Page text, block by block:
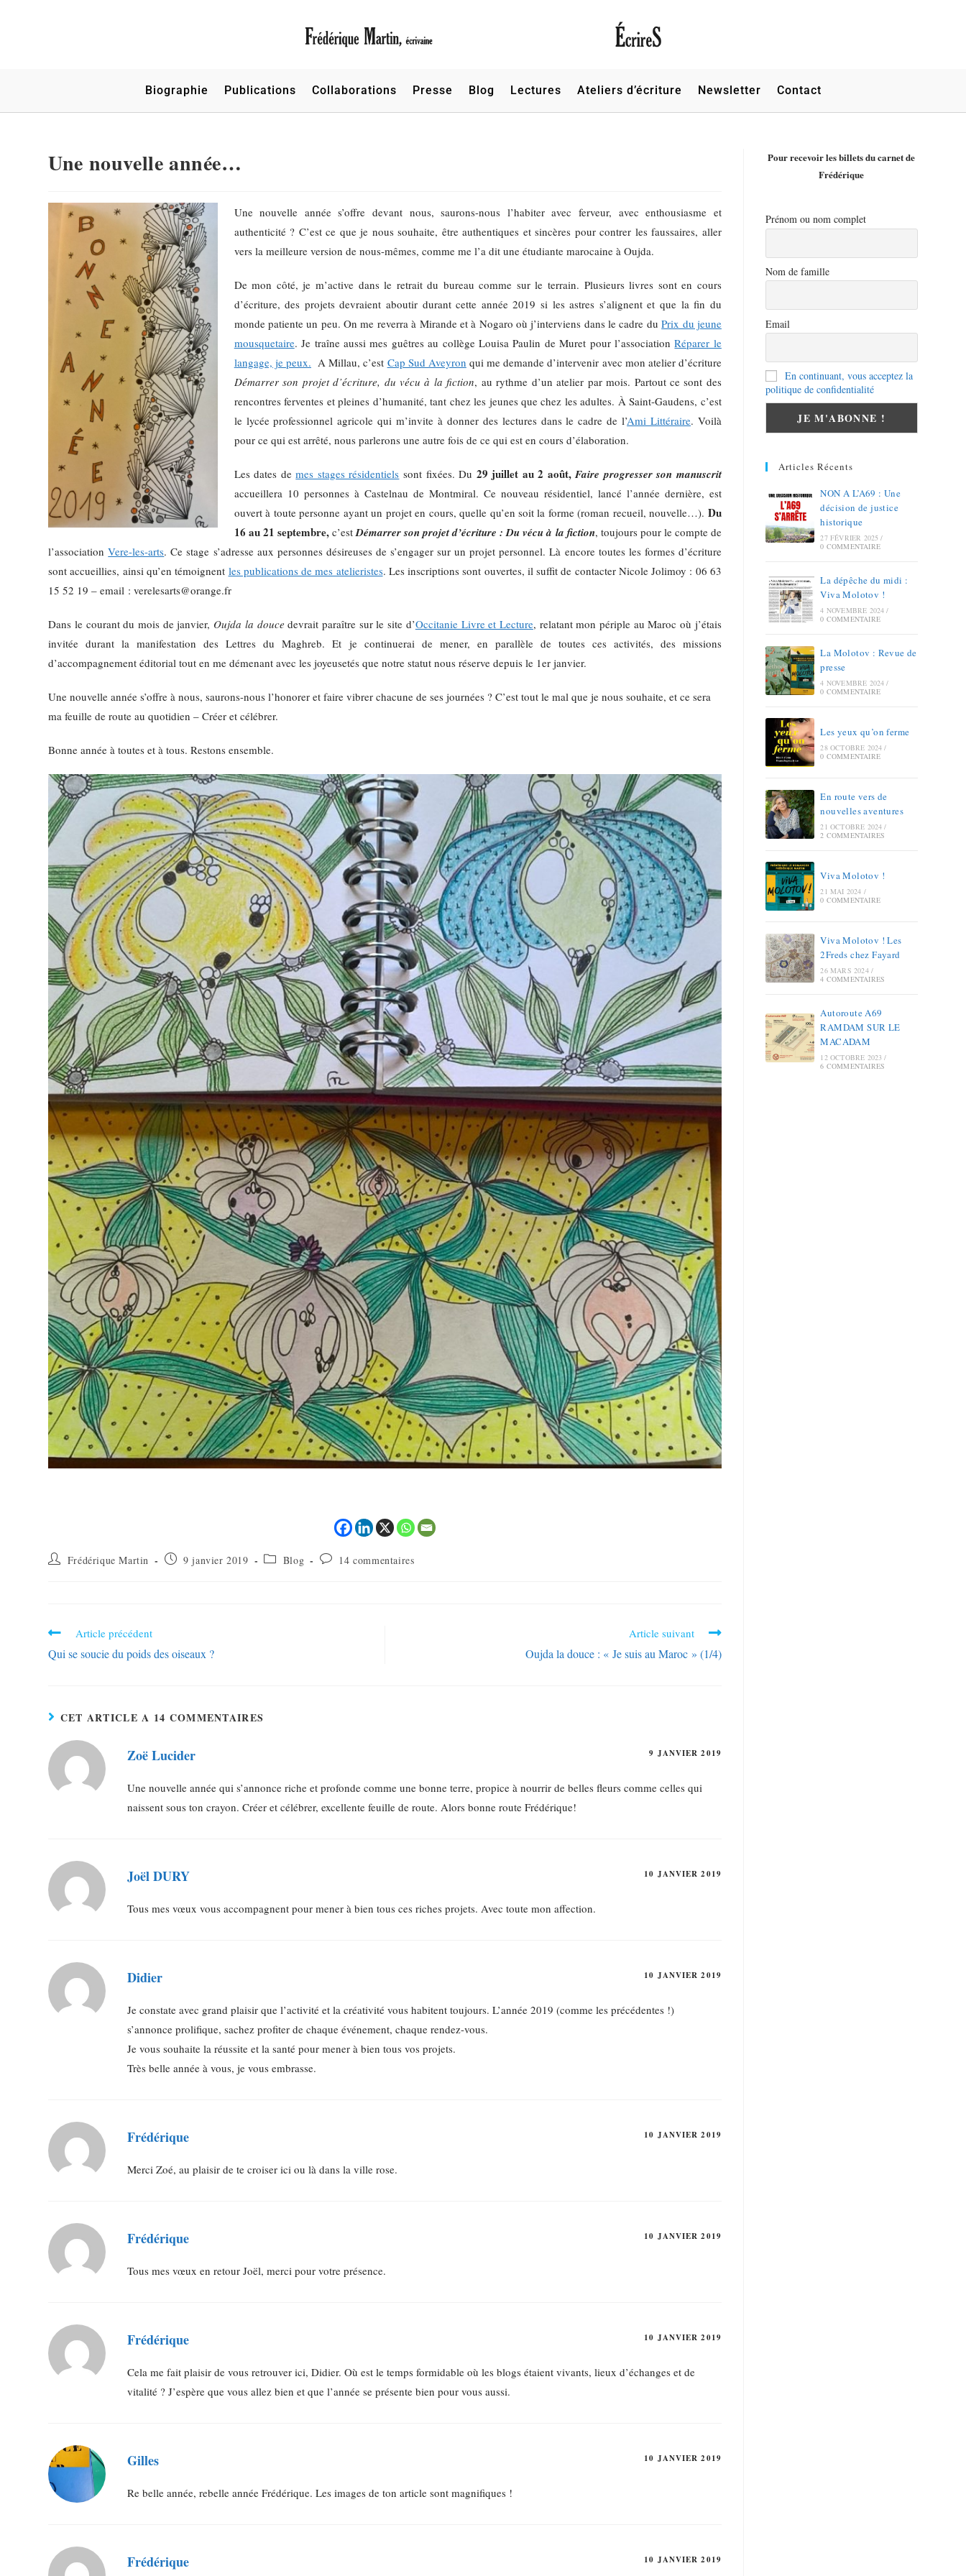
Biographie Publications Collaborations Presse Blog Lectures Ateliers d’écriture Newsletter Contact
Une nouvelle année…
Une nouvelle année s’offre devant nous, saurons-nous l’habiter avec ferveur, avec enthousiasme et
authenticité ? C’est ce que je nous souhaite, être authentiques et sincères pour contrer les faussaires, aller
vers la meilleure version de nous-mêmes, comme me l’a dit une étudiante marocaine à Oujda.
De mon côté, je m’active dans le retrait du bureau comme sur le terrain. Plusieurs livres sont en cours
d’écriture, des projets devraient aboutir durant cette année 2019 si les astres s’alignent et que la fin du
monde patiente un peu. On me reverra à Mirande et à Nogaro où j’interviens dans le cadre duPrix du jeune
mousquetaire. Je traîne aussi mes guêtres au collège Louisa Paulin de Muret pour l’associationRéparer le
langage, je peux. A Millau, c’est Cap Sud Aveyron qui me demande d’intervenir avec mon atelier d’écriture
Démarrer son projet d’écriture, du vécu à la fiction, au rythme d’un atelier par mois. Partout ce sont des
rencontres ferventes et pleines d’humanité, tant chez les jeunes que chez les adultes. À Saint-Gaudens, c’est
le lycée professionnel agricole qui m’invite à donner des lectures dans le cadre de l’Ami Littéraire. Voilà
pour ce qui est arrêté, nous parlerons une autre fois de ce qui est en cours d’élaboration.
Les dates demes stages résidentiels sont fixées. Du 29 juillet au 2 août,Faire progresser son manuscrit
accueillera 10 personnes à Castelnau de Montmiral. Ce nouveau résidentiel, lancé l’année dernière, est
ouvert à toute personne ayant un projet en cours, quelle qu’en soit la forme (roman recueil, nouvelle…). Du
16 au 21 septembre, c’estDémarrer son projet d’écriture : Du vécu à la fiction, toujours pour le compte de
l’associationVere-les-arts. Ce stage s’adresse aux personnes désireuses de s’engager sur un projet personnel. Là encore toutes les formes d’écriture
sont accueillies, ainsi qu’en témoignent les publications de mes atelieristes. Les inscriptions sont ouvertes, il suffit de contacter Nicole Jolimoy : 06 63
15 52 19 – email : verelesarts@orange.fr
Dans le courant du mois de janvier, Oujda la doucedevrait paraître sur le site d’Occitanie Livre et Lecture, relatant mon périple au Maroc où j’étais
invitée durant la manifestation des Lettres du Maghreb. Et je continuerai de mener, en parallèle de toutes ces activités, des missions
d’accompagnement éditorial tout en me démenant avec les joyeusetés que notre statut nous réserve depuis le 1er janvier.
Une nouvelle année s’offre à nous, saurons-nous l’honorer et faire vibrer chacune de ses journées ? C’est tout le mal que je nous souhaite, et ce sera
ma feuille de route au quotidien – Créer et célébrer.
Bonne année à toutes et à tous. Restons ensemble.
Frédérique Martin 9 janvier 2019 Blog 14 commentaires
Article précédent
Qui se soucie du poids des oiseaux ?
Article suivant
Oujda la douce : « Je suis au Maroc » (1/4)
CET ARTICLE A 14 COMMENTAIRES
Zoë Lucider 9 JANVIER 2019
Une nouvelle année qui s’annonce riche et profonde comme une bonne terre, propice à nourrir de belles fleurs comme celles qui
naissent sous ton crayon. Créer et célébrer, excellente feuille de route. Alors bonne route Frédérique!
Joël DURY 10 JANVIER 2019
Tous mes vœux vous accompagnent pour mener à bien tous ces riches projets. Avec toute mon affection.
Didier 10 JANVIER 2019
Je constate avec grand plaisir que l’activité et la créativité vous habitent toujours. L’année 2019 (comme les précédentes !)
s’annonce prolifique, sachez profiter de chaque événement, chaque rendez-vous.
Je vous souhaite la réussite et la santé pour mener à bien tous vos projets.
Très belle année à vous, je vous embrasse.
Frédérique 10 JANVIER 2019
Merci Zoé, au plaisir de te croiser ici ou là dans la ville rose.
Frédérique 10 JANVIER 2019
Tous mes vœux en retour Joël, merci pour votre présence.
Frédérique 10 JANVIER 2019
Cela me fait plaisir de vous retrouver ici, Didier. Où est le temps formidable où les blogs étaient vivants, lieux d’échanges et de
vitalité ? J’espère que vous allez bien et que l’année se présente bien pour vous aussi.
Gilles 10 JANVIER 2019
Re belle année, rebelle année Frédérique. Les images de ton article sont magnifiques !
Frédérique 10 JANVIER 2019
Pour recevoir les billets du carnet de
Frédérique
Prénom ou nom complet
Nom de famille
Email
En continuant, vous acceptez la
politique de confidentialité
Articles Récents
NON A L’A69 : Une
décision de justice
historique
27 FÉVRIER 2025 /
0 COMMENTAIRE
La dépêche du midi :
Viva Molotov !
4 NOVEMBRE 2024 /
0 COMMENTAIRE
La Molotov : Revue de
presse
4 NOVEMBRE 2024 /
0 COMMENTAIRE
Les yeux qu’on ferme
28 OCTOBRE 2024 /
0 COMMENTAIRE
En route vers de
nouvelles aventures
21 OCTOBRE 2024 /
2 COMMENTAIRES
Viva Molotov !
21 MAI 2024 /
0 COMMENTAIRE
Viva Molotov ! Les
2Freds chez Fayard
26 MARS 2024 /
4 COMMENTAIRES
Autoroute A69
RAMDAM SUR LE
MACADAM
12 OCTOBRE 2023 /
6 COMMENTAIRES